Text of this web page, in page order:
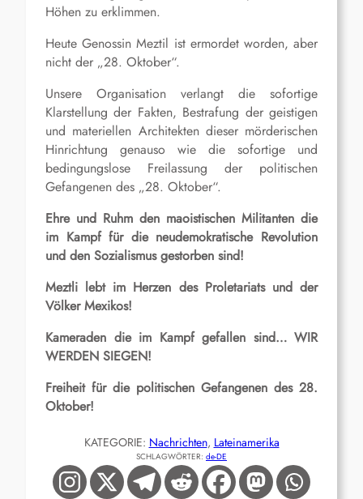
Höhen zu erklimmen.
Heute Genossin Meztil ist ermordet worden, aber
nicht der „28. Oktober“.
Unsere Organisation verlangt die sofortige
Klarstellung der Fakten, Bestrafung der geistigen
und materiellen Architekten dieser mörderischen
Hinrichtung genauso wie die sofortige und
bedingungslose Freilassung der politischen
Gefangenen des „28. Oktober“.
Ehre und Ruhm den maoistischen Militanten die
im Kampf für die neudemokratische Revolution
und den Sozialismus gestorben sind!
Meztli lebt im Herzen des Proletariats und der
Völker Mexikos!
Kameraden die im Kampf gefallen sind… WIR
WERDEN SIEGEN!
Freiheit für die politischen Gefangenen des 28.
Oktober!
KATEGORIE: Nachrichten, Lateinamerika
SCHLAGWÖRTER: de-DE